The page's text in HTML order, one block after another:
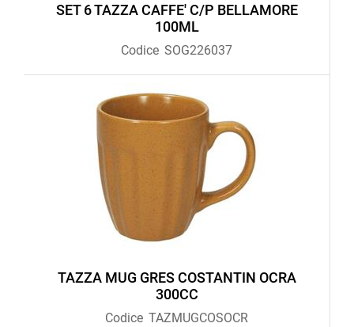
SET 6 TAZZA CAFFE' C/P BELLAMORE
100ML
Codice SOG226037
TAZZA MUG GRES COSTANTIN OCRA
300CC
Codice TAZMUGCOSOCR